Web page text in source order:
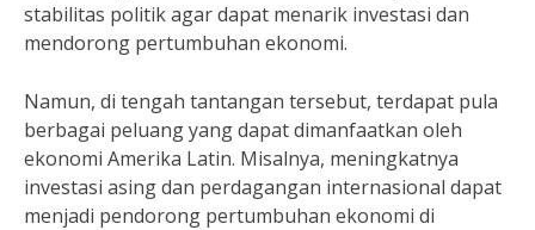
stabilitas politik agar dapat menarik investasi dan
mendorong pertumbuhan ekonomi.
Namun, di tengah tantangan tersebut, terdapat pula
berbagai peluang yang dapat dimanfaatkan oleh
ekonomi Amerika Latin. Misalnya, meningkatnya
investasi asing dan perdagangan internasional dapat
menjadi pendorong pertumbuhan ekonomi di